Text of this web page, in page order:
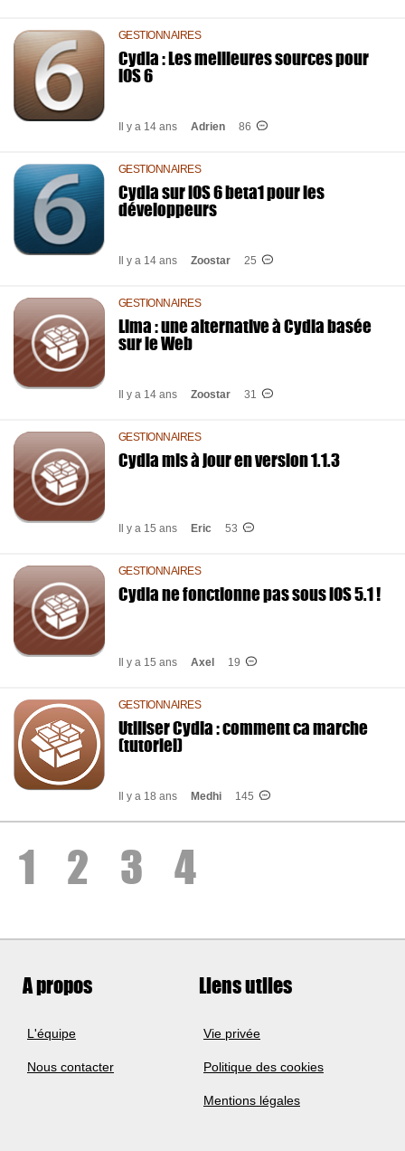
GESTIONNAIRES
Cydia : Les meilleures sources pour
iOS 6
Il y a 14 ans Adrien 86
GESTIONNAIRES
Cydia sur iOS 6 beta1 pour les
développeurs
Il y a 14 ans Zoostar 25
GESTIONNAIRES
Lima : une alternative à Cydia basée
sur le Web
Il y a 14 ans Zoostar 31
GESTIONNAIRES
Cydia mis à jour en version 1.1.3
Il y a 15 ans Eric 53
GESTIONNAIRES
Cydia ne fonctionne pas sous iOS 5.1 !
Il y a 15 ans Axel 19
GESTIONNAIRES
Utiliser Cydia : comment ca marche
(tutoriel)
Il y a 18 ans Medhi 145
1 2 3 4
A propos
L'équipe
Nous contacter
Liens utiles
Vie privée
Politique des cookies
Mentions légales